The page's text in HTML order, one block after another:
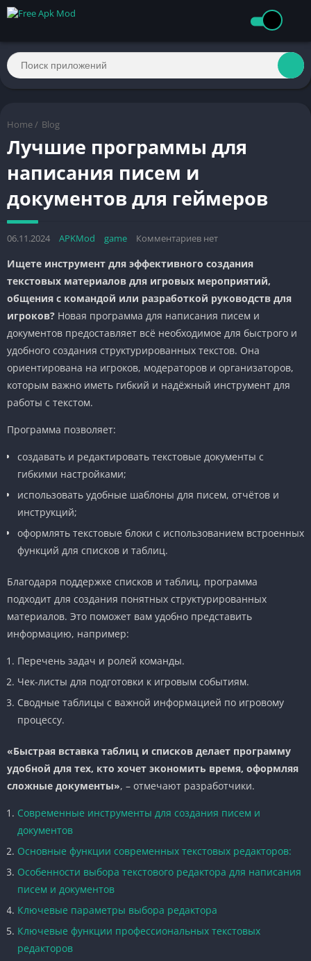
Home / Blog
Лучшие программы для
написания писем и
документов для геймеров
06.11.2024 APKMod game Комментариев нет
Ищете инструмент для эффективного создания
текстовых материалов для игровых мероприятий,
общения с командой или разработкой руководств для
игроков? Новая программа для написания писем и
документов предоставляет всё необходимое для быстрого и
удобного создания структурированных текстов. Она
ориентирована на игроков, модераторов и организаторов,
которым важно иметь гибкий и надёжный инструмент для
работы с текстом.
Программа позволяет:
создавать и редактировать текстовые документы с
гибкими настройками;
использовать удобные шаблоны для писем, отчётов и
инструкций;
оформлять текстовые блоки с использованием встроенных
функций для списков и таблиц.
Благодаря поддержке списков и таблиц, программа
подходит для создания понятных структурированных
материалов. Это поможет вам удобно представить
информацию, например:
Перечень задач и ролей команды.
Чек-листы для подготовки к игровым событиям.
Сводные таблицы с важной информацией по игровому
процессу.
«Быстрая вставка таблиц и списков делает программу
удобной для тех, кто хочет экономить время, оформляя
сложные документы», – отмечают разработчики.
Современные инструменты для создания писем и
документов
Основные функции современных текстовых редакторов:
Особенности выбора текстового редактора для написания
писем и документов
Ключевые параметры выбора редактора
Ключевые функции профессиональных текстовых
редакторов